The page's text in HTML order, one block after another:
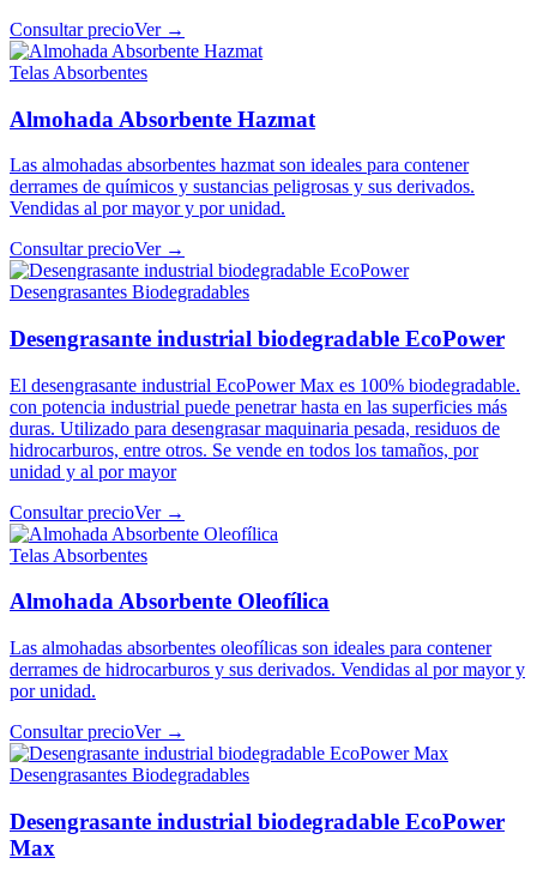
Consultar precioVer →
Telas Absorbentes
Almohada Absorbente Hazmat
Las almohadas absorbentes hazmat son ideales para contener
derrames de químicos y sustancias peligrosas y sus derivados.
Vendidas al por mayor y por unidad.
Consultar precioVer →
Desengrasantes Biodegradables
Desengrasante industrial biodegradable EcoPower
El desengrasante industrial EcoPower Max es 100% biodegradable.
con potencia industrial puede penetrar hasta en las superficies más
duras. Utilizado para desengrasar maquinaria pesada, residuos de
hidrocarburos, entre otros. Se vende en todos los tamaños, por
unidad y al por mayor
Consultar precioVer →
Telas Absorbentes
Almohada Absorbente Oleofílica
Las almohadas absorbentes oleofílicas son ideales para contener
derrames de hidrocarburos y sus derivados. Vendidas al por mayor y
por unidad.
Consultar precioVer →
Desengrasantes Biodegradables
Desengrasante industrial biodegradable EcoPower
Max